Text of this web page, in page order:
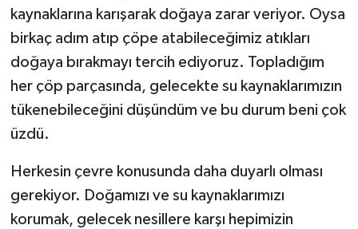
kaynaklarına karışarak doğaya zarar veriyor. Oysa
birkaç adım atıp çöpe atabileceğimiz atıkları
doğaya bırakmayı tercih ediyoruz. Topladığım
her çöp parçasında, gelecekte su kaynaklarımızın
tükenebileceğini düşündüm ve bu durum beni çok
üzdü.
Herkesin çevre konusunda daha duyarlı olması
gerekiyor. Doğamızı ve su kaynaklarımızı
korumak, gelecek nesillere karşı hepimizin